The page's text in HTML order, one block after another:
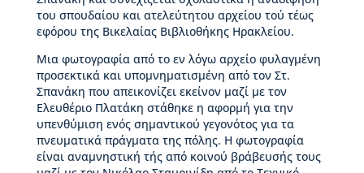
ς
Β
κ
έ
λ
α
ς
Ι
του σπουδαίου και ατελεύτητου αρχείου τού τέως
εφόρου της Βικελαίας Βιβλιοθήκης Ηρακλείου.
Μια φωτογραφία από το εν λόγω αρχείο φυλαγμένη
προσεκτικά και υπομνηματισμένη από τον Στ.
Σπανάκη που απεικονίζει εκείνον μαζί με τον
Ελευθέριο Πλατάκη στάθηκε η αφορμή για την
υπενθύμιση ενός σημαντικού γεγονότος για τα
πνευματικά πράγματα της πόλης. Η φωτογραφία
είναι αναμνηστική τής από κοινού βράβευσής τους